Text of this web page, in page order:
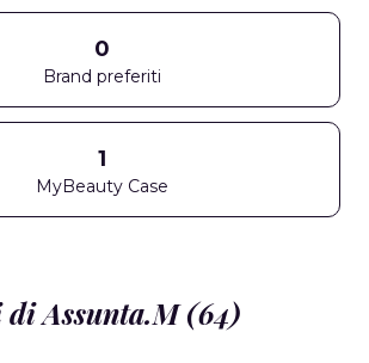
0
Brand preferiti
1
MyBeauty Case
di Assunta.M (64)